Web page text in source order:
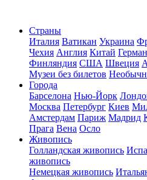
Страны
Италия Ватикан Украина
Чехия Англия Китай
Финляндия США Швеция
Музеи без билетов
Города
Барселона Нью-Йорк
Москва Петербург Киев
Амстердам Париж Мадрид
Прага Вена Осло
Живопись
Голландская живопись
живопись
Немецкая живопись